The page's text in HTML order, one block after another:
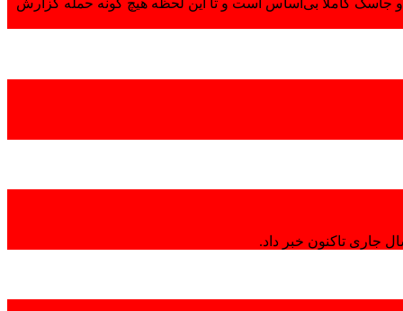
و جاسک کاملاً بی‌اساس است و تا این لحظه هیچ گونه حمله گزارش
جاری تاکنون خبر داد.